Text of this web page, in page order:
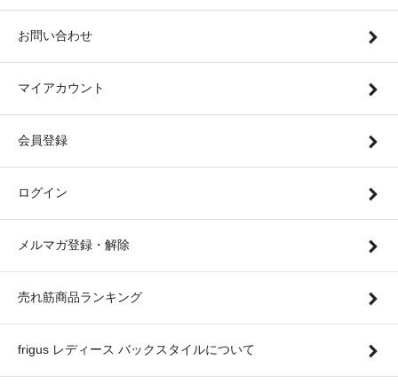
お問い合わせ
マイアカウント
会員登録
ログイン
メルマガ登録・解除
売れ筋商品ランキング
frigus レディース バックスタイルについて